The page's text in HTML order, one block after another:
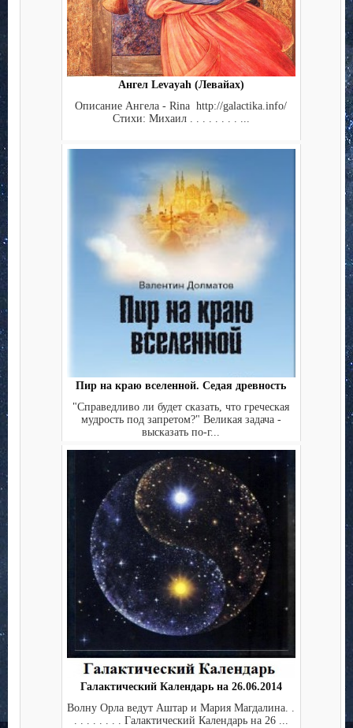
Ангел Levayah (Левайах)
Описание Ангела - Rina http://galactika.info/
Стихи: Михаил . . . . . . . . ...
Пир на краю вселенной. Седая древность
"Справедливо ли будет сказать, что греческая
мудрость под запретом?" Великая задача -
высказать по-г...
Галактический Календарь на 26.06.2014
Волну Орла ведут Аштар и Мария Магдалина. .
. . . . . . . . Галактический Календарь на 26 ...